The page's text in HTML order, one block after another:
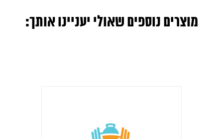
מוצרים נוספים שאולי יעניינו אותך: